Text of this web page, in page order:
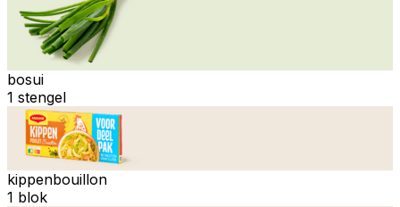
bosui
1 stengel
kippenbouillon
1 blok